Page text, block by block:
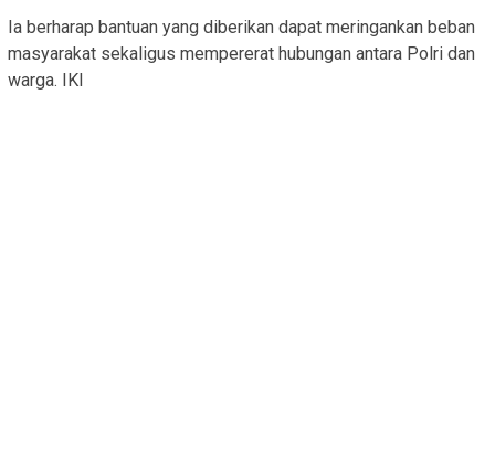
Ia berharap bantuan yang diberikan dapat meringankan beban
masyarakat sekaligus mempererat hubungan antara Polri dan
warga. IKI